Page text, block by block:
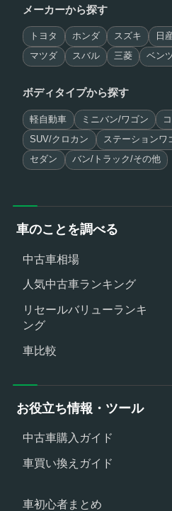
メーカーから探す
トヨタ ホンダ スズキ 日
マツダ スバル 三菱 ベン
ボディタイプから探す
軽自動車 ミニバン/ワゴン
SUV/クロカン ステーションワ
セダン バン/トラック/その他
車のことを調べる
中古車相場
人気中古車ランキング
リセールバリューランキ
ング
車比較
お役立ち情報・ツール
中古車購入ガイド
車買い換えガイド
車初心者まとめ